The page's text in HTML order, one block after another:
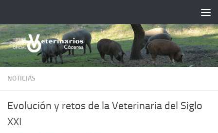
NOTICIAS
Evolución y retos de la Veterinaria del Siglo
XXI